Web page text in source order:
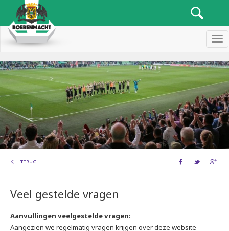
TERUG
Veel gestelde vragen
Aanvullingen veelgestelde vragen:
Aangezien we regelmatig vragen krijgen over deze website